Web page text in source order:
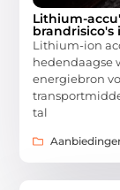
Lithium-
brandrisico's
Lithium-ion
hedendaagse
energiebron
tal